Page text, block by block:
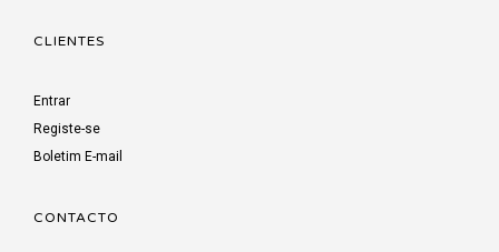
CLIENTES
Entrar
Registe-se
Boletim E-mail
CONTACTO